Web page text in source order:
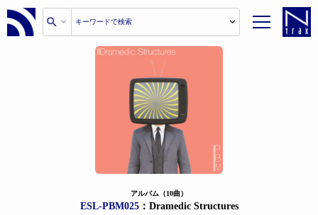
アルバム（10曲）
ESL-PBM025：Dramedic Structures